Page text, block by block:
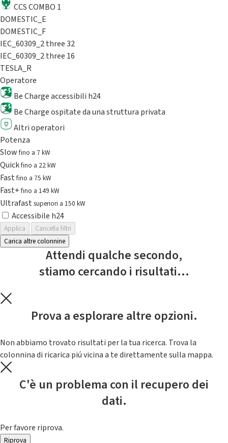
CCS COMBO 1
DOMESTIC_E
DOMESTIC_F
IEC_60309_2 three 32
IEC_60309_2 three 16
TESLA_R
Operatore
Be Charge accessibili h24
Be Charge ospitate da una struttura privata
Altri operatori
Potenza
Slowfino a 7 kW
Quickfino a 22 kW
Fastfino a 75 kW
Fast+fino a 149 kW
Ultrafast superiori a 150 kW
Accessibile h24
Applica
Cancella filtri
Carica altre colonnine
Attendi qualche secondo,
stiamo cercando i risultati...
Prova a esplorare altre opzioni.
Non abbiamo trovato risultati per la tua ricerca. Trova la
colonnina di ricarica piú vicina a te direttamente sulla mappa.
C'è un problema con il recupero dei
dati.
Per favore riprova.
Riprova